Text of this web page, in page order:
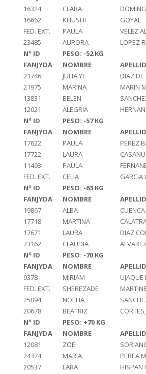
16324
CLARA
16662
KHUSHI GOYAL
FED. EXT.
PAULA VELEZ
23485
AURORA LOPEZ
Nº ID
PESO: -52 KG
FANJYDA
NOMBRE
21746
JULIA YE DIAZ DE
21975
MARINA MARIN
13831
BELEN
12021
ALEGRIA
Nº ID
PESO: -57 KG
FANJYDA
NOMBRE
17622
PAULA PEREZ
17722
LAURA
11493
PAULA
FED. EXT.
CELIA GARCIA
Nº ID
PESO: -63 KG
FANJYDA
NOMBRE
19867
ALBA
17718
MARTINA
17671
LAURA DIAZ
23162
CLAUDIA
Nº ID
PESO: -70 KG
FANJYDA
NOMBRE
9378
MIRIAM UJAQUE
FED. EXT.
SHEREZADE
25094
NOELIA
20678
BEATRIZ
Nº ID
PESO: +70 KG
FANJYDA
NOMBRE
12081
ZOE
24374
MARIA PEREA
20537
LARA HISPAN